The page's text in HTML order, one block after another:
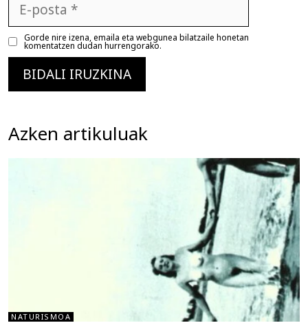
posta
Gorde nire izena, emaila eta webgunea bilatzaile honetan
komentatzen dudan hurrengorako.
Azken artikuluak
NATURISMOA